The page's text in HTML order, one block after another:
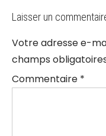
Laisser un
Votre adresse e-
champs
Commentaire *